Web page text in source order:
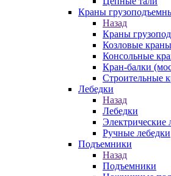
Краны
Назад
Краны
Козловые краны
Консольные
Кран-балки
Строительные
Лебедки
Назад
Лебедки
Электрические
Ручные лебедки
Подъемники
Назад
Подъемники